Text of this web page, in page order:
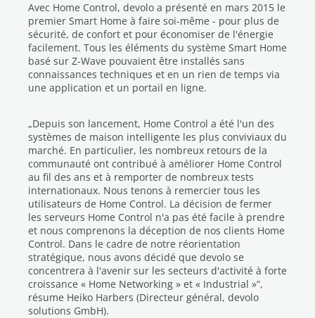
Avec Home Control, devolo a présenté en mars 2015 le
premier Smart Home à faire soi-même - pour plus de
sécurité, de confort et pour économiser de l'énergie
facilement. Tous les éléments du système Smart Home
basé sur Z-Wave pouvaient être installés sans
connaissances techniques et en un rien de temps via
une application et un portail en ligne.
„Depuis son lancement, Home Control a été l'un des
systèmes de maison intelligente les plus conviviaux du
marché. En particulier, les nombreux retours de la
communauté ont contribué à améliorer Home Control
au fil des ans et à remporter de nombreux tests
internationaux. Nous tenons à remercier tous les
utilisateurs de Home Control. La décision de fermer
les serveurs Home Control n'a pas été facile à prendre
et nous comprenons la déception de nos clients Home
Control. Dans le cadre de notre réorientation
stratégique, nous avons décidé que devolo se
concentrera à l'avenir sur les secteurs d'activité à forte
croissance « Home Networking » et « Industrial »“,
résume Heiko Harbers (Directeur général, devolo
solutions GmbH).